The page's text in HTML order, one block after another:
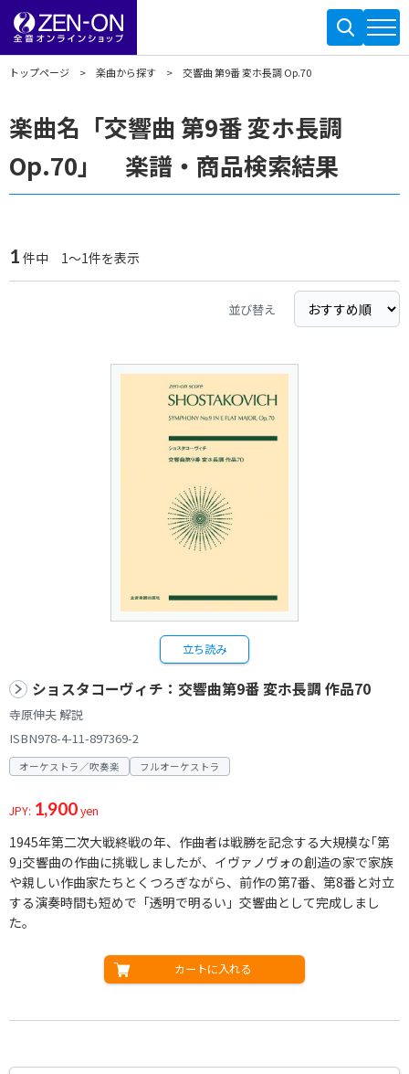
トップページ 楽曲から探す 交響曲 第9番 変ホ長調 Op.70
楽曲名「交響曲 第9番 変ホ長調
Op.70」 楽譜・商品検索結果
1 件中 1～1件を表示
並び替え
立ち読み
ショスタコーヴィチ：交響曲第9番 変ホ長調 作品70
寺原伸夫 解説
ISBN978-4-11-897369-2
オーケストラ／吹奏楽 フルオーケストラ
JPY: 1,900yen
1945年第二次大戦終戦の年、作曲者は戦勝を記念する大規模な｢第
9｣交響曲の作曲に挑戦しましたが、イヴァノヴォの創造の家で家族
や親しい作曲家たちとくつろぎながら、前作の第7番、第8番と対立
する演奏時間も短めで「透明で明るい」交響曲として完成しまし
た。
カートに入れる